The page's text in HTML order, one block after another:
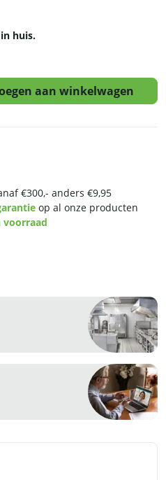
huis.
aan winkelwagen
€300,- anders €9,95
op al onze producten
voorraad